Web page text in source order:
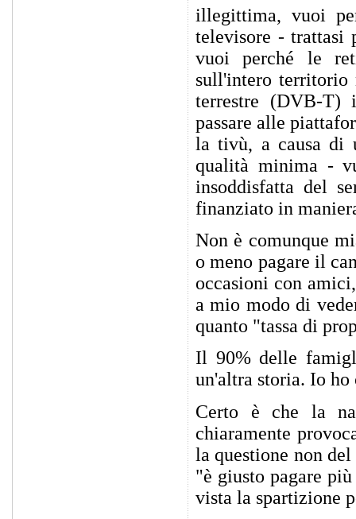
illegittima, vuoi
televisore - trattasi
vuoi perché le
sull'intero territorio
terrestre (DVB-T)
passare alle
la tivù, a causa di
qualità minima -
insoddisfatta del
finanziato in
Non è comunque
o meno pagare il
occasioni con
a mio modo di
quanto "tassa di
Il 90% delle
un'altra storia. Io ho
Certo è che la
chiaramente
la questione non
"è giusto pagare
vista la spartizione